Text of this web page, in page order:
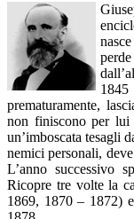
prematuramente,
non finiscono per lui
un’imboscata tesagli
nemici personali,
L’anno successivo
Ricopre tre volte la
1869, 1870 – 1872)